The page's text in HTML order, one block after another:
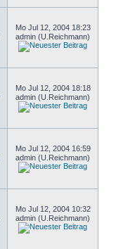
Mo Jul 12, 2004 18:23
admin (U.Reichmann)
Mo Jul 12, 2004 18:18
admin (U.Reichmann)
Mo Jul 12, 2004 16:59
admin (U.Reichmann)
Mo Jul 12, 2004 10:32
admin (U.Reichmann)